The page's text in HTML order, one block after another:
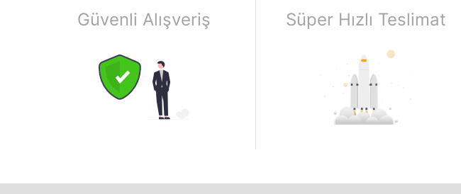
Güvenli Alışveriş Süper Hızlı Teslimat